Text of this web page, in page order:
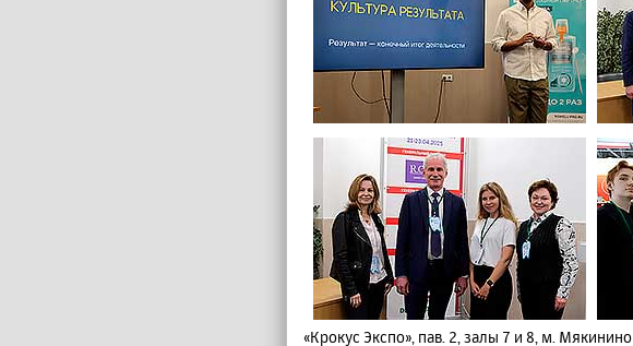
«Крокус Экспо», пав. 2, залы 7 и 8, м. Мякинино